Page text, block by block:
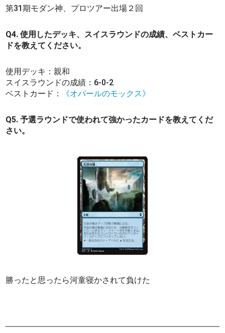
第31期モダン神、プロツアー出場２回
Q4. 使用したデッキ、スイスラウンドの成績、ベストカー
ドを教えてください。
使用デッキ：親和
スイスラウンドの成績：6-0-2
ベストカード：
《オパールのモックス》
Q5. 予選ラウンドで使われて強かったカードを教えてくだ
さい。
勝ったと思ったら河童寝かされて負けた